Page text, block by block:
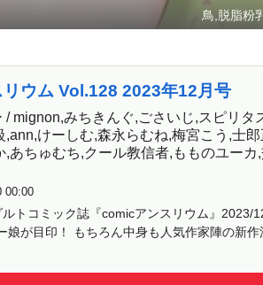
鳥,脱脂粉
ウム Vol.128 2023年12月号
/ mignon,みちきんぐ,ごさいじ,スピリタ
,ann,けーしむ,森永らむね,梅宮こう,士
,あちゅむち,クール教信者,もものユー
00:00
トコミック誌『comicアンスリウム』2023/
娘が目印！ もちろん中身も人気作家陣の新